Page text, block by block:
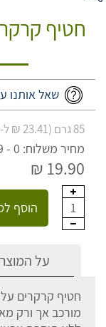
חטיף
שאל אותנו
85 גרם (23.41 ₪ ל-100 גרם)
מחיר משלוח: 0 - 39 ₪
19.90 ₪
1 הוסף
על המוצר
חטיף קרקרים על
מורכב אך ורק מאורז חום